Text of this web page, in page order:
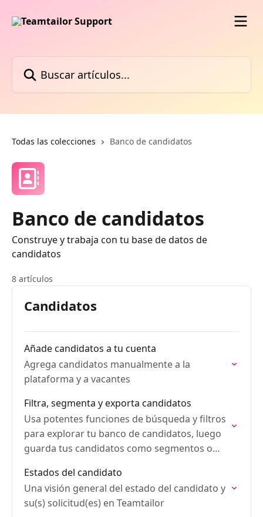
Todas las colecciones Banco de candidatos
Banco de candidatos
Construye y trabaja con tu base de datos de
candidatos
8 artículos
Candidatos
Añade candidatos a tu cuenta
Agrega candidatos manualmente a la
plataforma y a vacantes
Filtra, segmenta y exporta candidatos
Usa potentes funciones de búsqueda y filtros
para explorar tu banco de candidatos, luego
guarda tus candidatos como segmentos o
Estados del candidato
Una visión general del estado del candidato y
su(s) solicitud(es) en Teamtailor